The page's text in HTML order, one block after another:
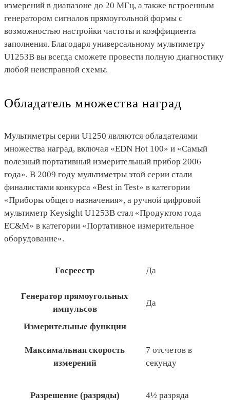
измерений в диапазоне до 20 МГц, а также встроенным
генератором сигналов прямоугольной формы с
возможностью настройки частоты и коэффициента
заполнения. Благодаря универсальному мультиметру
U1253B вы всегда сможете провести полную диагностику
любой неисправной схемы.
Обладатель множества наград
Мультиметры серии U1250 являются обладателями
множества наград, включая «EDN Hot 100» и «Самый
полезный портативный измерительный прибор 2006
года». В 2009 году мультиметры этой серии стали
финалистами конкурса «Best in Test» в категории
«Приборы общего назначения», а ручной цифровой
мультиметр Keysight U1253B стал «Продуктом года
EC&M» в категории «Портативное измерительное
оборудование».
Госреестр Да
Генератор прямоугольных
импульсов
Да
Измерительные функции
Максимальная скорость
измерений
7 отсчетов в
секунду
Разрешение (разряды) 4½ разряда